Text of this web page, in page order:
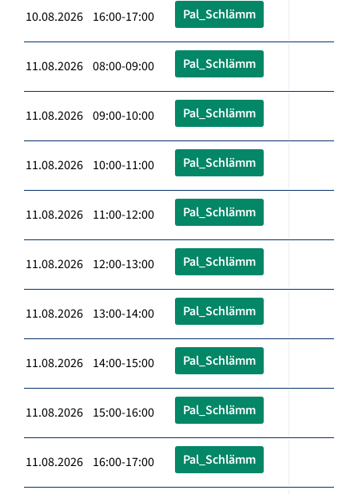
10.08.2026 16:00-17:00 Pal_Schlämm
11.08.2026 08:00-09:00 Pal_Schlämm
11.08.2026 09:00-10:00 Pal_Schlämm
11.08.2026 10:00-11:00 Pal_Schlämm
11.08.2026 11:00-12:00 Pal_Schlämm
11.08.2026 12:00-13:00 Pal_Schlämm
11.08.2026 13:00-14:00 Pal_Schlämm
11.08.2026 14:00-15:00 Pal_Schlämm
11.08.2026 15:00-16:00 Pal_Schlämm
11.08.2026 16:00-17:00 Pal_Schlämm